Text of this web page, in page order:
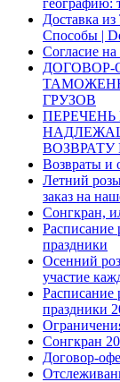
географию:
Доставка
Способы |
Согласие
ДОГОВОР-
ГРУЗОВ
Возвраты и
Летний
заказ на
Сонгкран,
Расписание
праздники
Осенний
участие
Расписание
праздники
Сонгкран
Договор-